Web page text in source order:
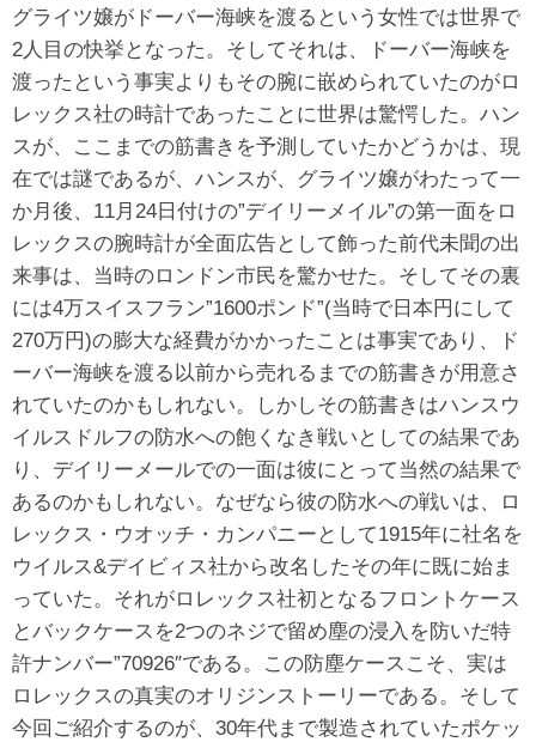
グライツ嬢がドーバー海峡を渡るという女性では世界で
2人目の快挙となった。そしてそれは、ドーバー海峡を
渡ったという事実よりもその腕に嵌められていたのがロ
レックス社の時計であったことに世界は驚愕した。ハン
スが、ここまでの筋書きを予測していたかどうかは、現
在では謎であるが、ハンスが、グライツ嬢がわたって一
か月後、11月24日付けの”デイリーメイル”の第一面をロ
レックスの腕時計が全面広告として飾った前代未聞の出
来事は、当時のロンドン市民を驚かせた。そしてその裏
には4万スイスフラン”1600ポンド”(当時で日本円にして
270万円)の膨大な経費がかかったことは事実であり、ド
ーバー海峡を渡る以前から売れるまでの筋書きが用意さ
れていたのかもしれない。しかしその筋書きはハンスウ
イルスドルフの防水への飽くなき戦いとしての結果であ
り、デイリーメールでの一面は彼にとって当然の結果で
あるのかもしれない。なぜなら彼の防水への戦いは、ロ
レックス・ウオッチ・カンパニーとして1915年に社名を
ウイルス&デイビィス社から改名したその年に既に始ま
っていた。それがロレックス社初となるフロントケース
とバックケースを2つのネジで留め塵の浸入を防いだ特
許ナンバー”70926″である。この防塵ケースこそ、実は
ロレックスの真実のオリジンストーリーである。そして
今回ご紹介するのが、30年代まで製造されていたポケッ